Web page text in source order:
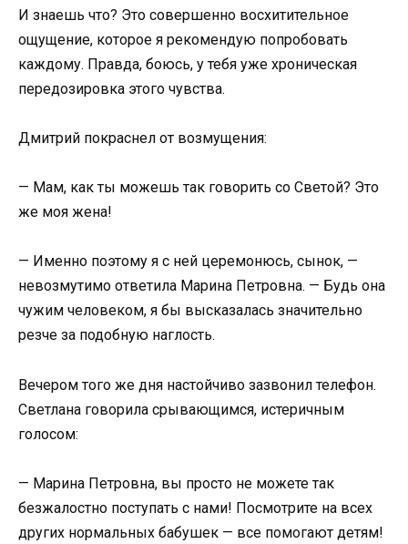
И знаешь что? Это совершенно восхитительное
ощущение, которое я рекомендую попробовать
каждому. Правда, боюсь, у тебя уже хроническая
передозировка этого чувства.
Дмитрий покраснел от возмущения:
— Мам, как ты можешь так говорить со Светой? Это
же моя жена!
— Именно поэтому я с ней церемонюсь, сынок, —
невозмутимо ответила Марина Петровна. — Будь она
чужим человеком, я бы высказалась значительно
резче за подобную наглость.
Вечером того же дня настойчиво зазвонил телефон.
Светлана говорила срывающимся, истеричным
голосом:
— Марина Петровна, вы просто не можете так
безжалостно поступать с нами! Посмотрите на всех
других нормальных бабушек — все помогают детям!